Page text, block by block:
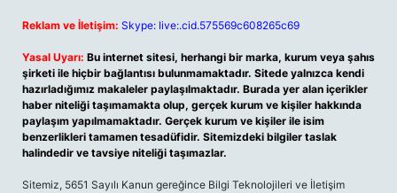
Reklam ve İletişim: Skype: live:.cid.575569c608265c69
Yasal Uyarı: Bu internet sitesi, herhangi bir marka, kurum veya şahıs
şirketi ile hiçbir bağlantısı bulunmamaktadır. Sitede yalnızca kendi
hazırladığımız makaleler paylaşılmaktadır. Burada yer alan içerikler
haber niteliği taşımamakta olup, gerçek kurum ve kişiler hakkında
paylaşım yapılmamaktadır. Gerçek kurum ve kişiler ile isim
benzerlikleri tamamen tesadüfidir. Sitemizdeki bilgiler taslak
halindedir ve tavsiye niteliği taşımazlar.
Sitemiz, 5651 Sayılı Kanun gereğince Bilgi Teknolojileri ve İletişim